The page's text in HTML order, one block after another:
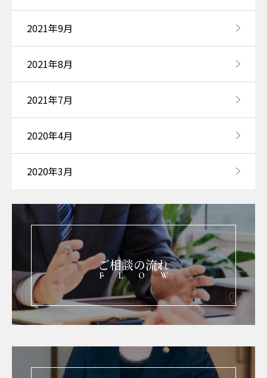
2021年9月
2021年8月
2021年7月
2020年4月
2020年3月
ご相談の流れ
FLOW